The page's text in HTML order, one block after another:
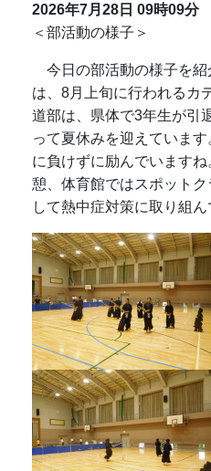
2026年7月28日 09時09分
＜部活動の様子＞
今日の部活動の様子を紹
は、8月上旬に行われるカ
道部は、県体で3年生が引
って夏休みを迎えていま
に負けずに励んでいます
憩、体育館ではスポット
して熱中症対策に取り組ん